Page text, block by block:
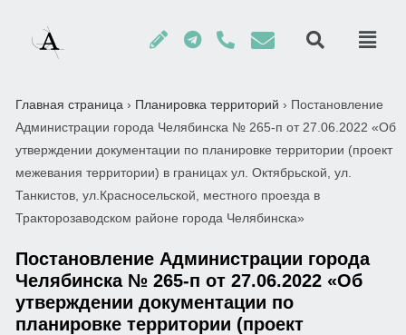
Главная страница › Планировка территорий › Постановление
Администрации города Челябинска № 265-п от 27.06.2022 «Об
утверждении документации по планировке территории (проект
межевания территории) в границах ул. Октябрьской, ул.
Танкистов, ул.Красносельской, местного проезда в
Тракторозаводском районе города Челябинска»
Постановление Администрации города
Челябинска № 265-п от 27.06.2022 «Об
утверждении документации по
планировке территории (проект